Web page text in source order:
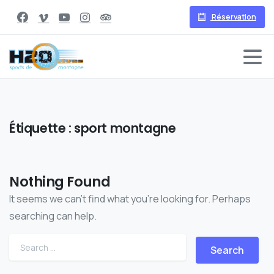
Réservation
Étiquette : sport montagne
Nothing Found
It seems we can’t find what you’re looking for. Perhaps
searching can help.
Search for: